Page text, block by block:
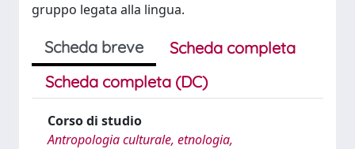
gruppo legata alla lingua.
Scheda breve
Scheda completa
Scheda completa (DC)
Corso di studio
Antropologia culturale, etnologia,